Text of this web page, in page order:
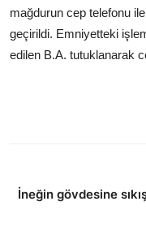
mağdurun cep telefonu
geçirildi. Emniyetteki
edilen B.A. tutuklanarak
İneğin gövdesine